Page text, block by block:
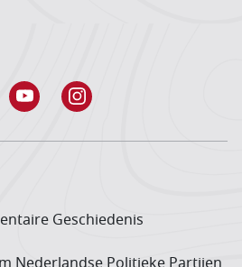
Geschiedenis